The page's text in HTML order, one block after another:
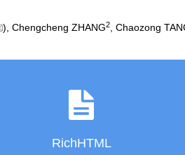
), Chengcheng ZHANG2 , Chaozong
RichHTML